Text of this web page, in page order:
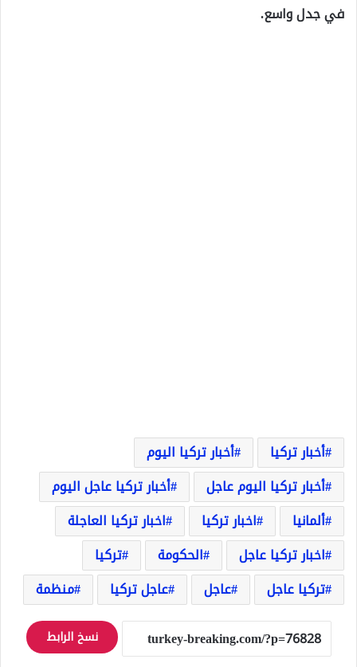
في جدل واسع.
أخبار تركيا
أخبار تركيا اليوم
أخبار تركيا اليوم عاجل
أخبار تركيا عاجل اليوم
ألمانيا
اخبار تركيا
اخبار تركيا العاجلة
اخبار تركيا عاجل
الحكومة
تركيا
تركيا عاجل
عاجل عاجل تركيا منظمة
نسخ الرابط